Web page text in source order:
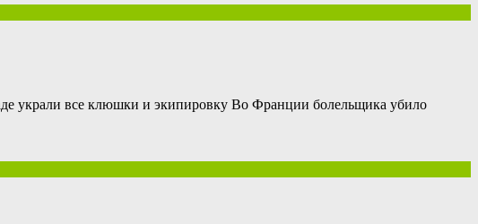
украли все клюшки и экипировку Во Франции болельщика убило